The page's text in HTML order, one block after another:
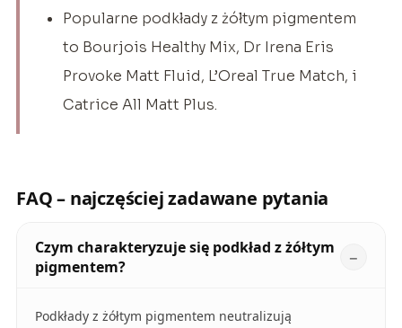
Popularne podkłady z żółtym pigmentem
to Bourjois Healthy Mix, Dr Irena Eris
Provoke Matt Fluid, L’Oreal True Match, i
Catrice All Matt Plus.
FAQ – najczęściej zadawane pytania
Czym charakteryzuje się podkład z żółtym
pigmentem?
Podkłady z żółtym pigmentem neutralizują